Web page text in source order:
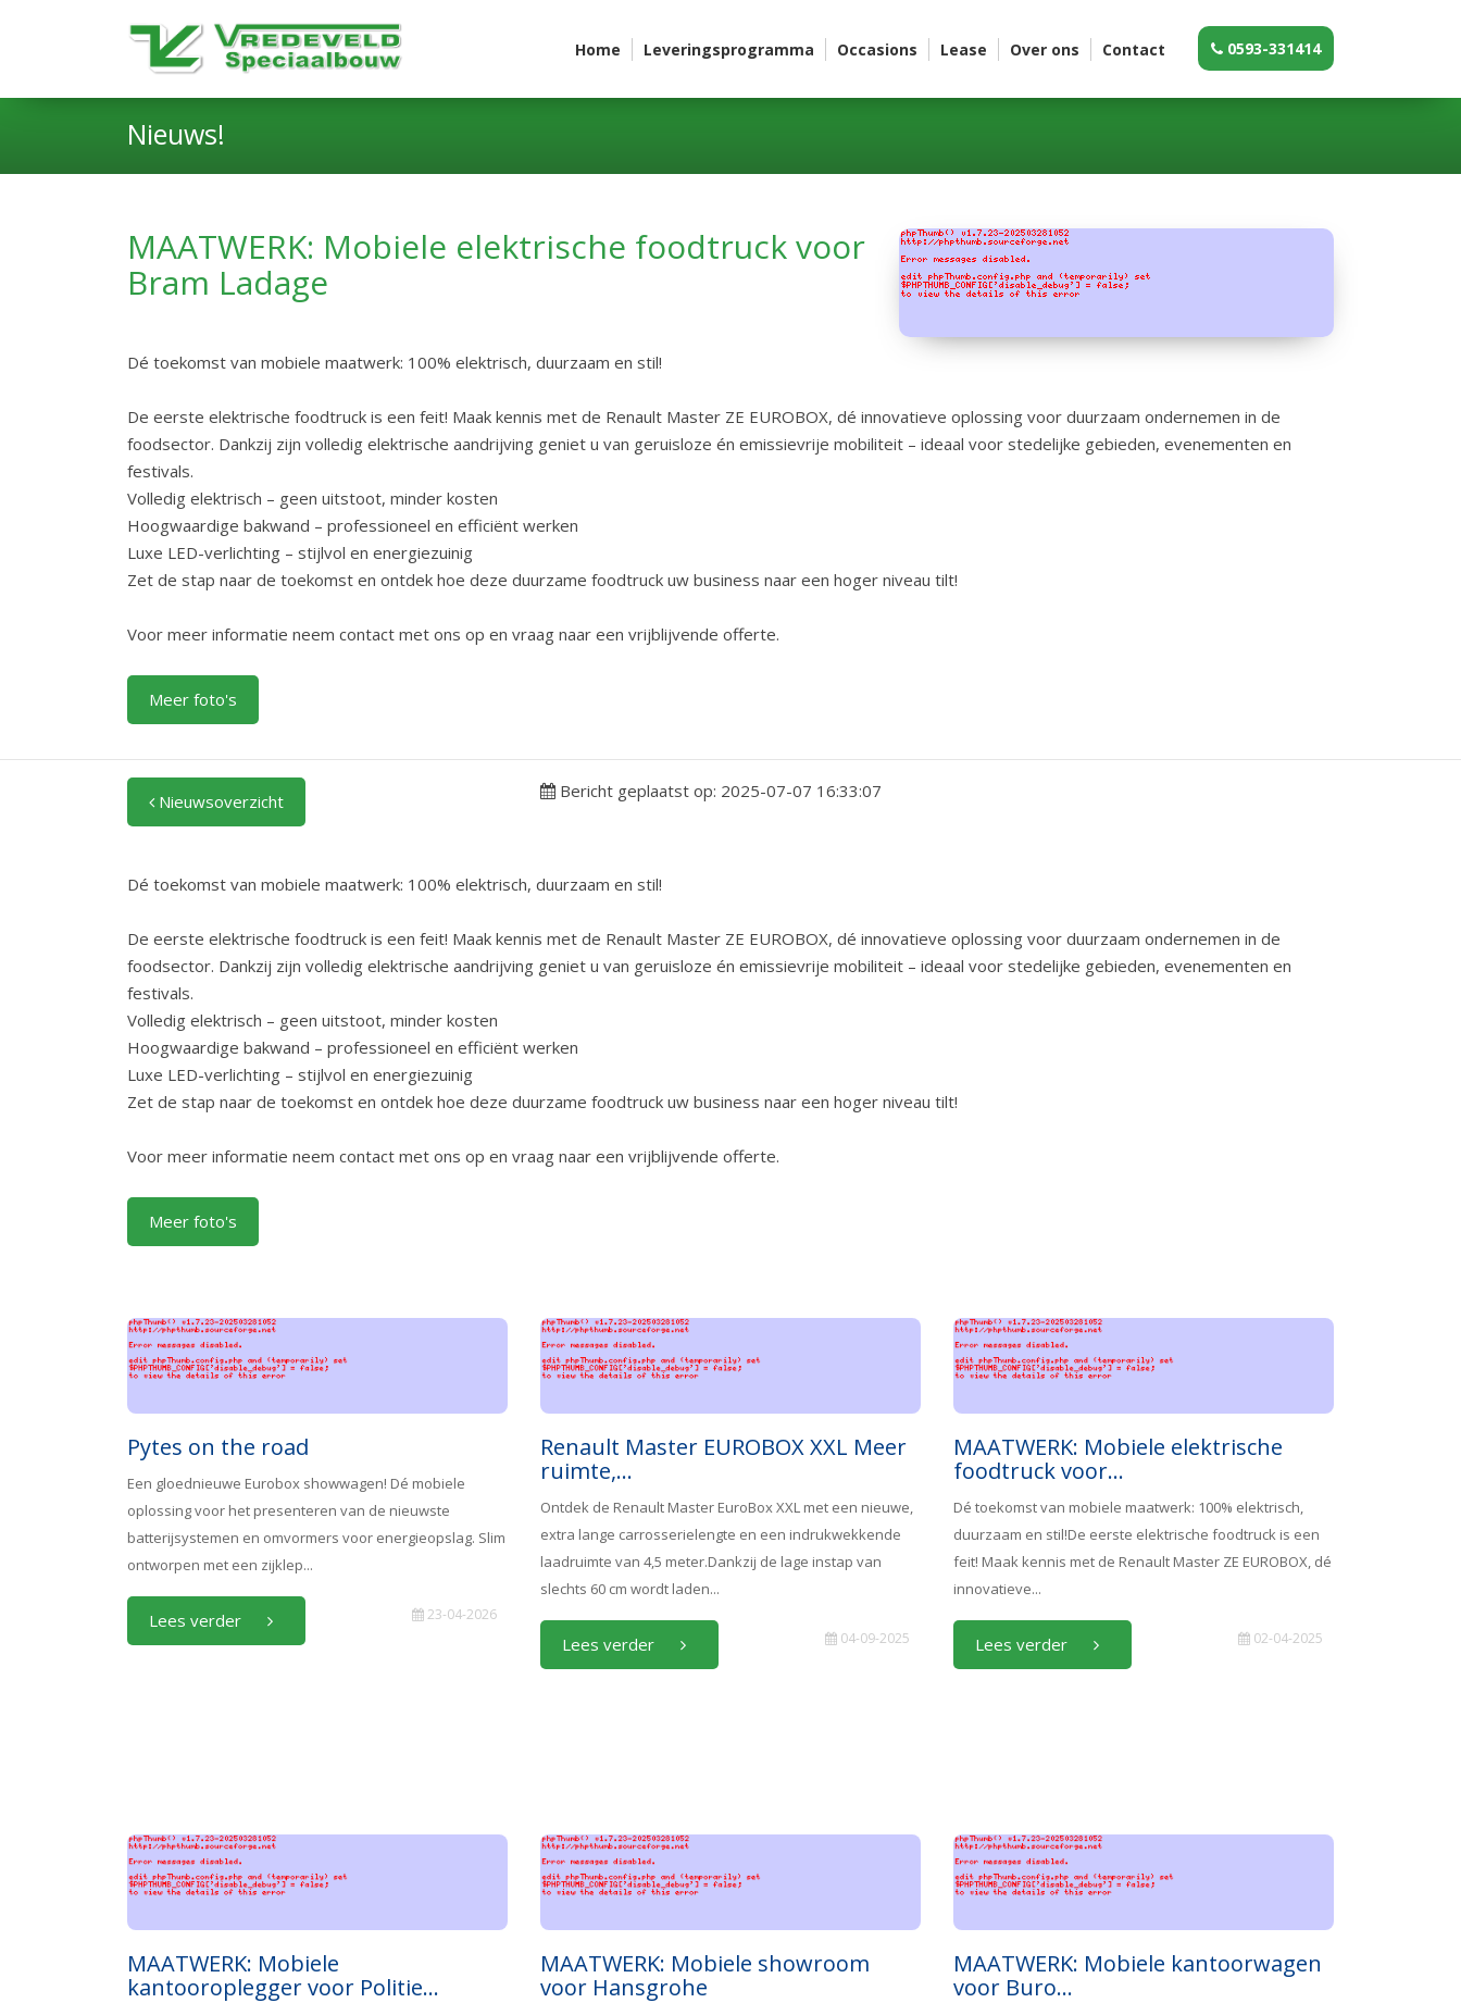
0593-331414
Home Leveringsprogramma Occasions Lease Over ons Contact
Nieuws!
MAATWERK: Mobiele elektrische foodtruck voor
Bram Ladage
Dé toekomst van mobiele maatwerk: 100% elektrisch, duurzaam en stil!
De eerste elektrische foodtruck is een feit! Maak kennis met de Renault Master ZE EUROBOX, dé innovatieve oplossing voor duurzaam ondernemen in de
foodsector. Dankzij zijn volledig elektrische aandrijving geniet u van geruisloze én emissievrije mobiliteit – ideaal voor stedelijke gebieden, evenementen en
festivals.
Volledig elektrisch – geen uitstoot, minder kosten
Hoogwaardige bakwand – professioneel en efficiënt werken
Luxe LED-verlichting – stijlvol en energiezuinig
Zet de stap naar de toekomst en ontdek hoe deze duurzame foodtruck uw business naar een hoger niveau tilt!
Voor meer informatie neem contact met ons op en vraag naar een vrijblijvende offerte.
Meer foto's
Nieuwsoverzicht Bericht geplaatst op: 2025-07-07 16:33:07
Dé toekomst van mobiele maatwerk: 100% elektrisch, duurzaam en stil!
De eerste elektrische foodtruck is een feit! Maak kennis met de Renault Master ZE EUROBOX, dé innovatieve oplossing voor duurzaam ondernemen in de
foodsector. Dankzij zijn volledig elektrische aandrijving geniet u van geruisloze én emissievrije mobiliteit – ideaal voor stedelijke gebieden, evenementen en
festivals.
Volledig elektrisch – geen uitstoot, minder kosten
Hoogwaardige bakwand – professioneel en efficiënt werken
Luxe LED-verlichting – stijlvol en energiezuinig
Zet de stap naar de toekomst en ontdek hoe deze duurzame foodtruck uw business naar een hoger niveau tilt!
Voor meer informatie neem contact met ons op en vraag naar een vrijblijvende offerte.
Meer foto's
Pytes on the road
Een gloednieuwe Eurobox showwagen! Dé mobiele
oplossing voor het presenteren van de nieuwste
batterijsystemen en omvormers voor energieopslag. Slim
ontworpen met een zijklep...
Lees verder 23-04-2026
Renault Master EUROBOX XXL Meer
ruimte,...
Ontdek de Renault Master EuroBox XXL met een nieuwe,
extra lange carrosserielengte en een indrukwekkende
laadruimte van 4,5 meter.Dankzij de lage instap van
slechts 60 cm wordt laden...
Lees verder 04-09-2025
MAATWERK: Mobiele elektrische
foodtruck voor...
Dé toekomst van mobiele maatwerk: 100% elektrisch,
duurzaam en stil!De eerste elektrische foodtruck is een
feit! Maak kennis met de Renault Master ZE EUROBOX, dé
innovatieve...
Lees verder 02-04-2025
MAATWERK: Mobiele
kantooroplegger voor Politie...
MAATWERK: Mobiele showroom
voor Hansgrohe
MAATWERK: Mobiele kantoorwagen
voor Buro...